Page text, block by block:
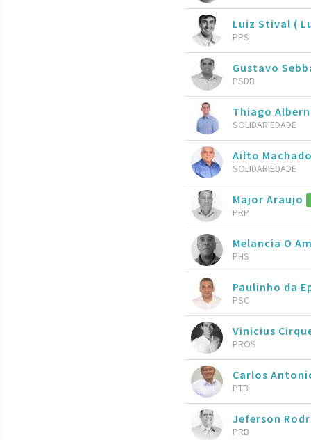
Luiz Stival (
PPS
Gustavo
PSDB
Thiago
SOLIDARIEDADE
Ailto
SOLIDARIEDADE
Major Araujo
PRP
Melancia O
PHS
Paulinho da
PSC
Vinicius
PROS
Carlos
PTB
Jeferson
PRB